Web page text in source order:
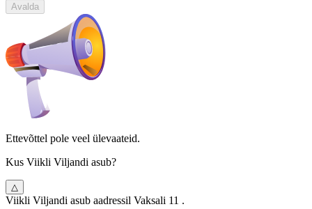
Avalda
Ettevõttel pole veel ülevaateid.
Kus Viikli Viljandi asub?
△
Viikli Viljandi asub aadressil Vaksali 11 .